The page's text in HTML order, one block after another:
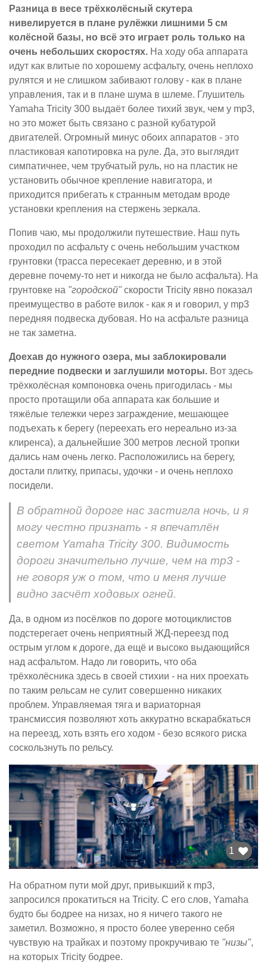
Разница в весе трёхколёсный скутера
нивелируется в плане рулёжки лишними 5 см
колёсной базы, но всё это играет роль только на
очень небольших скоростях. На ходу оба аппарата
идут как влитые по хорошему асфальту, очень неплохо
рулятся и не слишком забивают голову - как в плане
управления, так и в плане шума в шлеме. Глушитель
Yamaha Tricity 300 выдаёт более тихий звук, чем у mp3,
но это может быть связано с разной кубатурой
двигателей. Огромный минус обоих аппаратов - это
пластиковая капотировка на руле. Да, это выглядит
симпатичнее, чем трубчатый руль, но на пластик не
установить обычное крепление навигатора, и
приходится прибегать к странным методам вроде
установки крепления на стержень зеркала.
Попив чаю, мы продолжили путешествие. Наш путь
проходил по асфальту с очень небольшим участком
грунтовки (трасса пересекает деревню, и в этой
деревне почему-то нет и никогда не было асфальта). На
грунтовке на "городской" скорости Tricity явно показал
преимущество в работе вилок - как я и говорил, у mp3
передняя подвеска дубовая. Но на асфальте разница
не так заметна.
Доехав до нужного озера, мы заблокировали
передние подвески и заглушили моторы. Вот здесь
трёхколёсная компоновка очень пригодилась - мы
просто протащили оба аппарата как большие и
тяжёлые тележки через заграждение, мешающее
подъехать к берегу (переехать его нереально из-за
клиренса), а дальнейшие 300 метров лесной тропки
дались нам очень легко. Расположились на берегу,
достали плитку, припасы, удочки - и очень неплохо
посидели.
В обратной дороге нас застигла ночь, и я
могу честно признать - я впечатлён
светом Yamaha Tricity 300. Видимость
дороги значительно лучше, чем на mp3 -
не говоря уж о том, что и меня лучше
видно засчёт ходовых огней.
Да, в одном из посёлков по дороге мотоциклистов
подстерегает очень неприятный ЖД-переезд под
острым углом к дороге, да ещё и высоко выдающийся
над асфальтом. Надо ли говорить, что оба
трёхколёсника здесь в своей стихии - на них проехать
по таким рельсам не сулит совершенно никаких
проблем. Управляемая тяга и вариаторная
трансмиссия позволяют хоть аккуратно вскарабкаться
на переезд, хоть взять его ходом - безо всякого риска
соскользнуть по рельсу.
1
На обратном пути мой друг, привыкший к mp3,
запросился прокатиться на Tricity. С его слов, Yamaha
будто бы бодрее на низах, но я ничего такого не
заметил. Возможно, я просто более уверенно себя
чувствую на трайках и поэтому прокручиваю те "низы",
на которых Tricity бодрее.